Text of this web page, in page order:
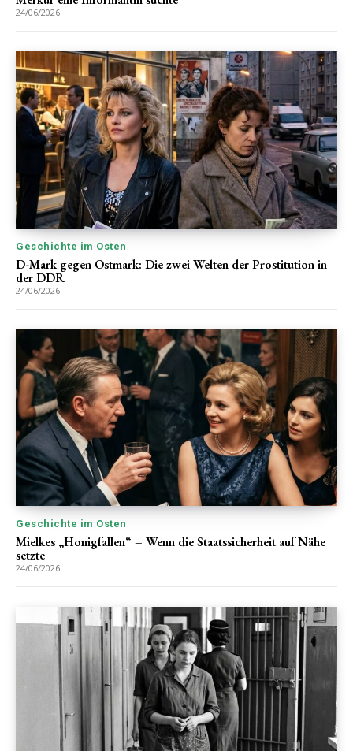
24/06/2026
Geschichte im Osten
D-Mark gegen Ostmark: Die zwei Welten der Prostitution in
der DDR
24/06/2026
Geschichte im Osten
Mielkes „Honigfallen“ – Wenn die Staatssicherheit auf Nähe
setzte
24/06/2026